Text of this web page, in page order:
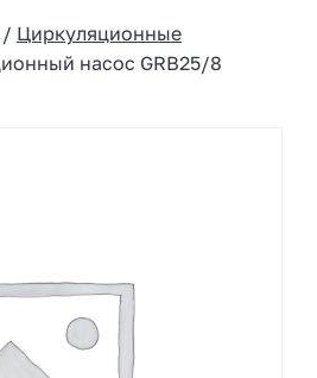
/ Циркуляционные
насос GRB25/8